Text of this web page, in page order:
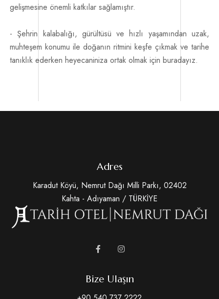
gelişmesine önemli katkılar sağlamıştır.
- Şehrin kalabalığı, gürültüsü ve hızlı yaşamından uzak,
muhteşem konumu ile doğanın ritmini keşfe çıkmak ve tarihe
tanıklık ederken heyecaniniza ortak olmak için buradayız.
Adres
Karadut Köyü, Nemrut Dağı Milli Parkı, 02402
Kahta - Adıyaman / TÜRKİYE
Bize Ulaşın